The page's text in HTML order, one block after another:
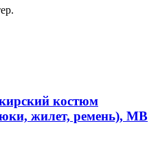
костюм
жилет, ремень), МВ